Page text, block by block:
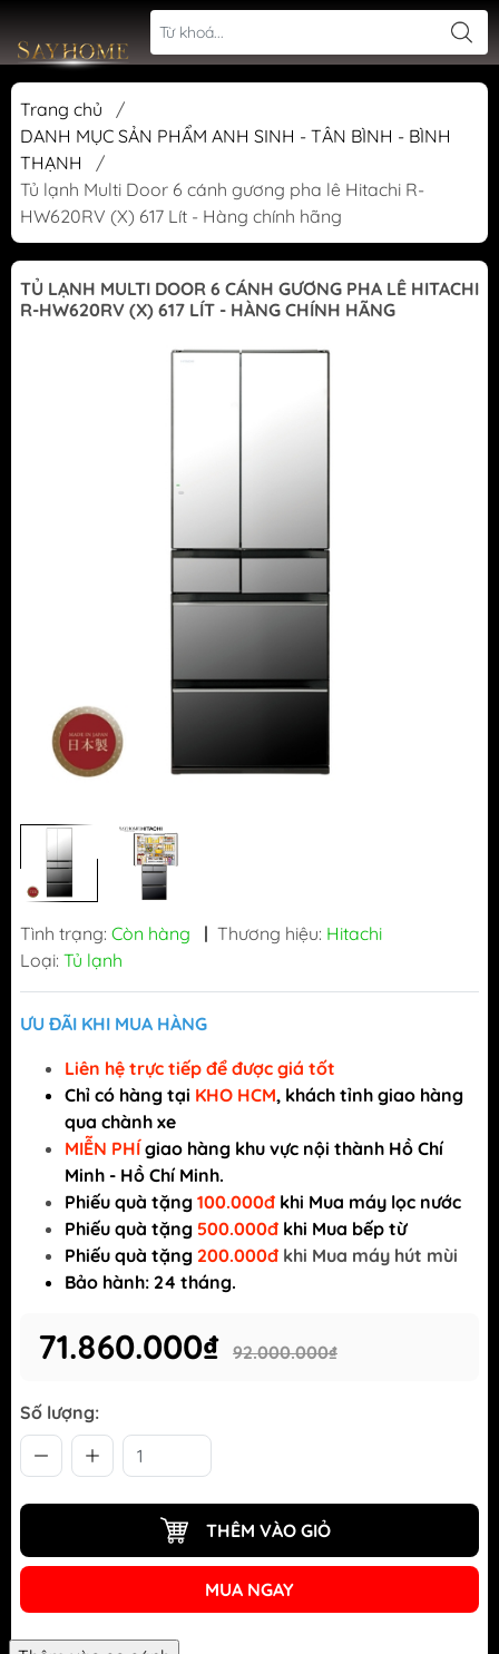
Trang chủ
/
DANH MỤC SẢN PHẨM ANH SINH - TÂN BÌNH - BÌNH
THẠNH
/
Tủ lạnh Multi Door 6 cánh gương pha lê Hitachi R-
HW620RV (X) 617 Lít - Hàng chính hãng
TỦ LẠNH MULTI DOOR 6 CÁNH GƯƠNG PHA LÊ HITACHI
R-HW620RV (X) 617 LÍT - HÀNG CHÍNH HÃNG
Tình trạng: Còn hàng | Thương hiệu: Hitachi
Loại: Tủ lạnh
ƯU ĐÃI KHI MUA HÀNG
Liên hệ trực tiếp để được giá tốt
Chỉ có hàng tại KHO HCM, khách tỉnh giao hàng
qua chành xe
MIỄN PHÍ giao hàng khu vực nội thành Hồ Chí
Minh - Hồ Chí Minh.
Phiếu quà tặng 100.000đ khi Mua máy lọc nước
Phiếu quà tặng 500.000đ khi Mua bếp từ
Phiếu quà tặng 200.000đ khi Mua máy hút mùi
Bảo hành: 24 tháng.
71.860.000₫ 92.000.000₫
Số lượng:
THÊM VÀO GIỎ
MUA NGAY